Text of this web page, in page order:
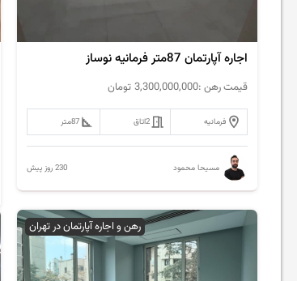
اجاره آپارتمان 87متر فرمانیه نوساز
قیمت رهن :3,300,000,000 تومان
فرمانیه 2اتاق 87متر
مسیحا محمود 230 روز پیش
رهن و اجاره آپارتمان در تهران